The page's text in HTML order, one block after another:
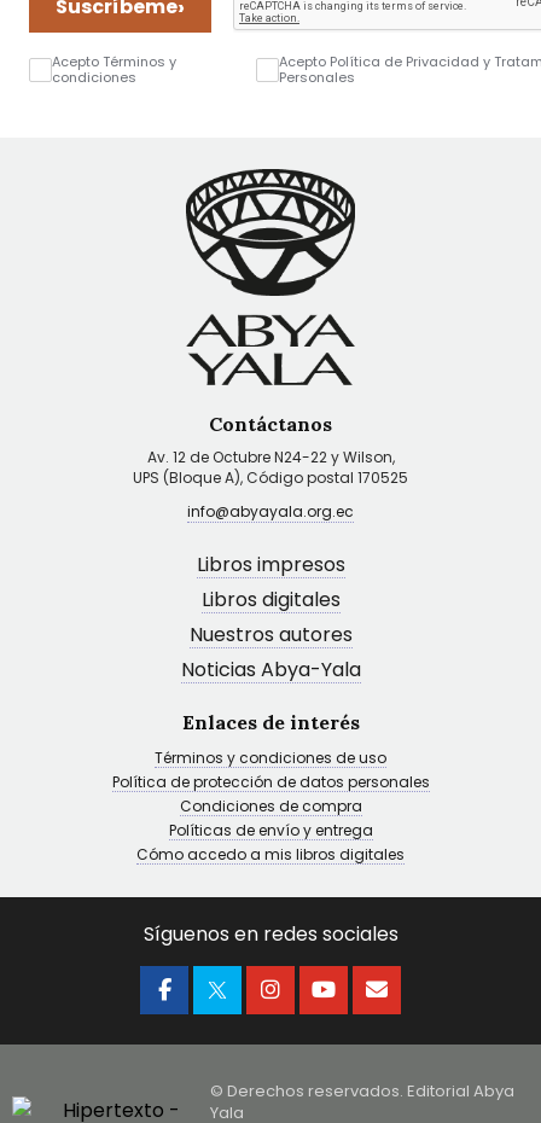
Suscríbeme›
Acepto Términos y
condiciones
Acepto Política de Privacidad y
Personales
Contáctanos
Av. 12 de Octubre N24-22 y Wilson,
UPS (Bloque A), Código postal 170525
info@abyayala.org.ec
Libros impresos
Libros digitales
Nuestros autores
Noticias Abya-Yala
Enlaces de interés
Términos y condiciones de uso
Política de protección de datos personales
Condiciones de compra
Políticas de envío y entrega
Cómo accedo a mis libros digitales
Síguenos en redes sociales
© Derechos reservados. Editorial Abya
Yala